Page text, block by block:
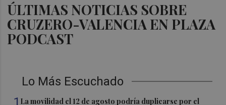
ÚLTIMAS NOTICIAS SOBRE
CRUZERO-VALENCIA EN PLAZA
PODCAST
Lo Más Escuchado
1 La movilidad el 12 de agosto podría duplicarse por el